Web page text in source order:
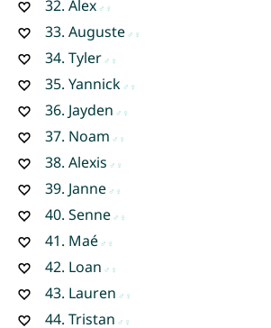
32. Alex
33. Auguste
34. Tyler
35. Yannick
36. Jayden
37. Noam
38. Alexis
39. Janne
40. Senne
41. Maé
42. Loan
43. Lauren
44. Tristan